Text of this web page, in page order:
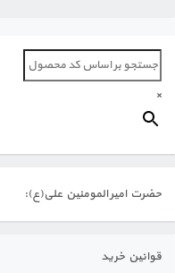
×
حضرت امیر المومنین علی(ع):
قوانین خرید